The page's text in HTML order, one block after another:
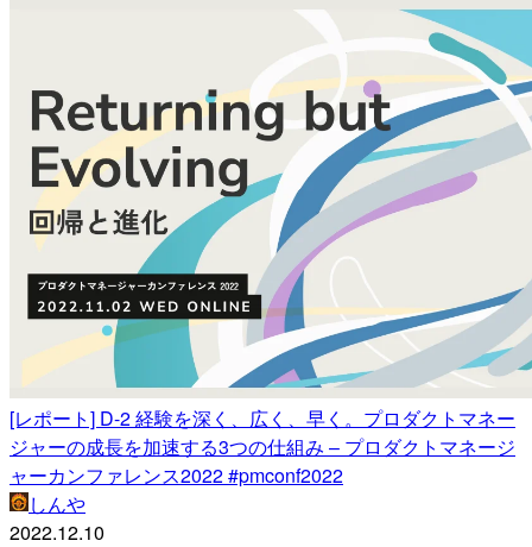
[レポート] D-2 経験を深く、広く、早く。プロダクトマネー
ジャーの成長を加速する3つの仕組み – プロダクトマネージ
ャーカンファレンス2022 #pmconf2022
しんや
2022.12.10